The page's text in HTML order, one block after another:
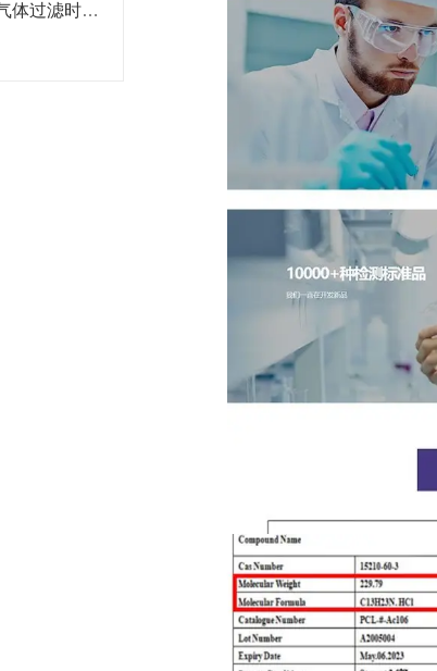
使用微孔滤膜进行气体过滤时，有哪些注意事项和常见问题需要关注？